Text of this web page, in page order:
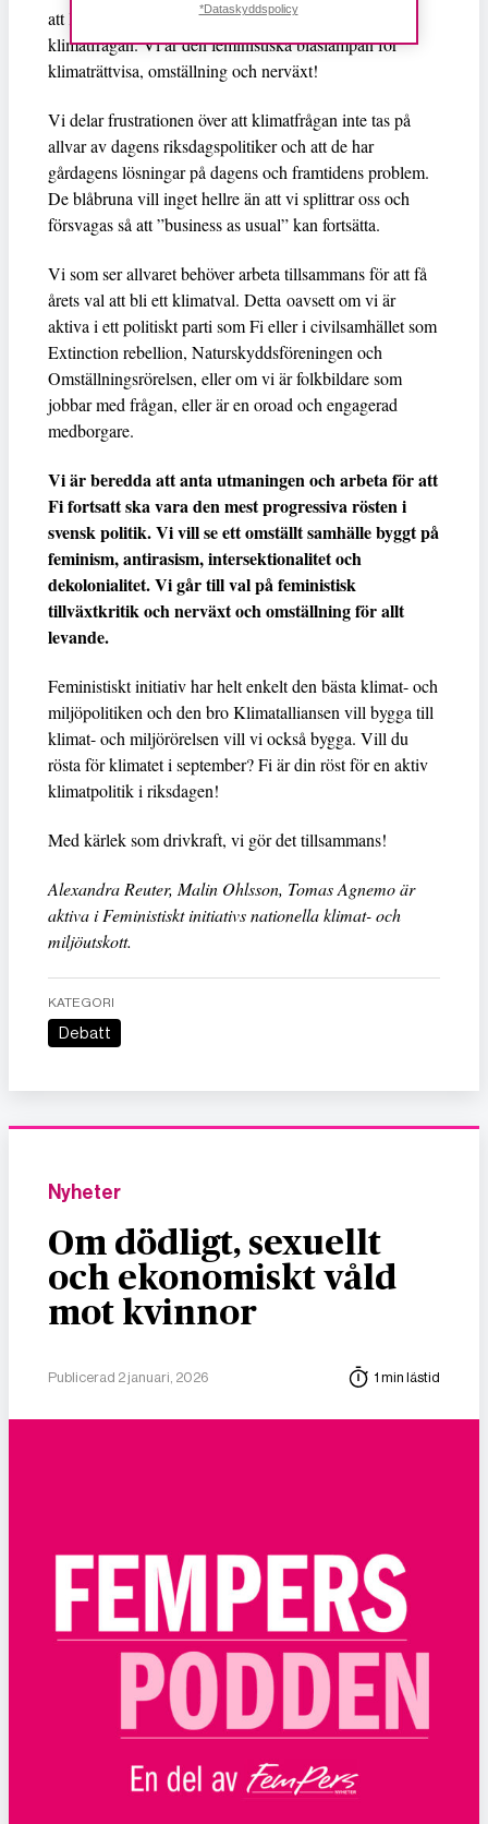
att Klimatalliansen bildats för att bli en blåslampa i
klimatfrågan. Vi är den feministiska blåslampan för
klimaträttvisa, omställning och nerväxt!
Vi delar frustrationen över att klimatfrågan inte tas på
allvar av dagens riksdagspolitiker och att de har
gårdagens lösningar på dagens och framtidens problem.
De blåbruna vill inget hellre än att vi splittrar oss och
försvagas så att ”business as usual” kan fortsätta.
Vi som ser allvaret behöver arbeta tillsammans för att få
årets val att bli ett klimatval. Detta oavsett om vi är
aktiva i ett politiskt parti som Fi eller i civilsamhället som
Extinction rebellion, Naturskyddsföreningen och
Omställningsrörelsen, eller om vi är folkbildare som
jobbar med frågan, eller är en oroad och engagerad
medborgare.
Vi är beredda att anta utmaningen och arbeta för att
Fi fortsatt ska vara den mest progressiva rösten i
svensk politik. Vi vill se ett omställt samhälle byggt på
feminism, antirasism, intersektionalitet och
dekolonialitet. Vi går till val på feministisk
tillväxtkritik och nerväxt och omställning för allt
levande.
Feministiskt initiativ har helt enkelt den bästa klimat- och
miljöpolitiken och den bro Klimatalliansen vill bygga till
klimat- och miljörörelsen vill vi också bygga. Vill du
rösta för klimatet i september? Fi är din röst för en aktiv
klimatpolitik i riksdagen!
Med kärlek som drivkraft, vi gör det tillsammans!
Alexandra Reuter, Malin Ohlsson, Tomas Agnemo är
aktiva i Feministiskt initiativs nationella klimat- och
miljöutskott.
KATEGORI
Debatt
Nyheter
Om dödligt, sexuellt
och ekonomiskt våld
mot kvinnor
Publicerad 2 januari, 2026 1 min lästid
*Dataskyddspolicy